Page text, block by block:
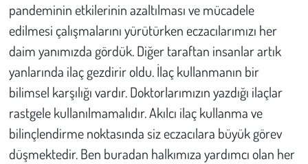
pandeminin etkilerinin azaltılması ve mücadele
edilmesi çalışmalarını yürütürken eczacılarımızı her
daim yanımızda gördük. Diğer taraftan insanlar artık
yanlarında ilaç gezdirir oldu. İlaç kullanmanın bir
bilimsel karşılığı vardır. Doktorlarımızın yazdığı ilaçlar
rastgele kullanılmamalıdır. Akılcı ilaç kullanma ve
bilinçlendirme noktasında siz eczacılara büyük görev
düşmektedir. Ben buradan halkımıza yardımcı olan her